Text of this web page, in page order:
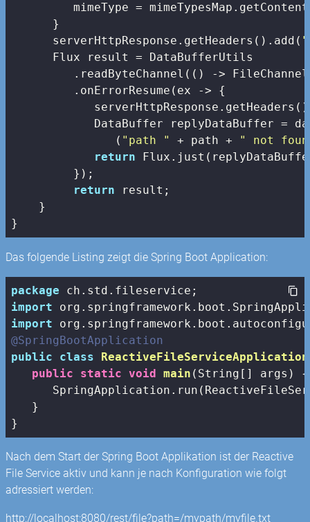
mimeType =
      }
      serverHttpResponse.getHeaders().add(
      Flux
result = DataBufferUtils
.readByteChannel(() ->
         .onErrorResume(ex -> {
DataBuffer replyDataBuffer =
               (
"path " + path + " not
return
         });
return result;
    }
Das folgende Listing zeigt die Spring Boot Application:
package
import
import
@SpringBootApplication
public
class
ReactiveFileServiceApplication
public
static void main (String[] args)
{
   }
Nach dem Start der Spring Boot Applikation ist der Reactive
File Service aktiv und kann je nach Konfiguration wie folgt
adressiert werden:
http://localhost:8080/rest/file?path=/mypath/myfile.txt